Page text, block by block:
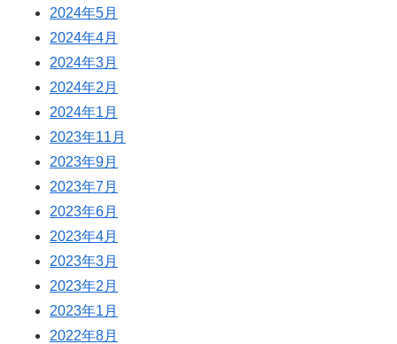
2024年5月
2024年4月
2024年3月
2024年2月
2024年1月
2023年11月
2023年9月
2023年7月
2023年6月
2023年4月
2023年3月
2023年2月
2023年1月
2022年8月